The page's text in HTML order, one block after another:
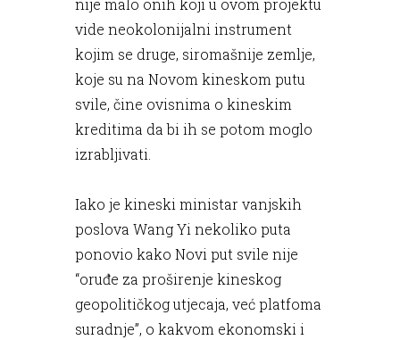
nije malo onih koji u ovom projektu
vide neokolonijalni instrument
kojim se druge, siromašnije zemlje,
koje su na Novom kineskom putu
svile, čine ovisnima o kineskim
kreditima da bi ih se potom moglo
izrabljivati.
Iako je kineski ministar vanjskih
poslova Wang Yi nekoliko puta
ponovio kako Novi put svile nije
“oruđe za proširenje kineskog
geopolitičkog utjecaja, već platfoma
suradnje”, o kakvom ekonomski i